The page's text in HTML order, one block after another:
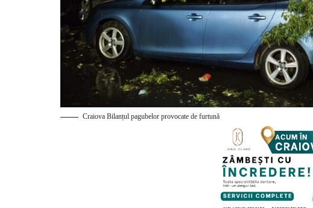
Craiova Bilanțul pagubelor provocate de furtună